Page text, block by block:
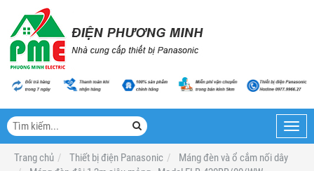
Trang chủ
Thiết bị điện Panasonic
Máng đèn và ổ cắm nối dây